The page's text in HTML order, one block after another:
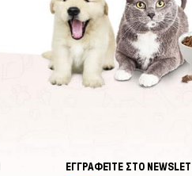
ΕΓΓΡΑΦΕΊΤΕ ΣΤΟ